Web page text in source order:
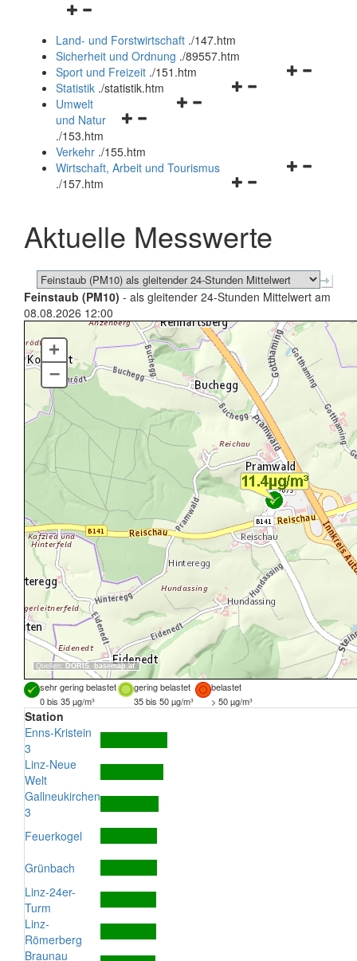
Navigationsmenü
und
schließen
Land- und Forstwirtschaft ./147.htm
Sicherheit und Ordnung ./89557.htm
Navigationsmenü
Sport und Freizeit ./151.htm
Navigationsmenü
Statistik ./statistik.htm
Navigationsmenü
und
schließen
Umwelt
und Natur
./153.htm
Verkehr ./155.htm
Navigationsmenü
schließen
Wirtschaft, Arbeit und Tourismus
./157.htm
Aktuelle Messwerte
Feinstaub (PM10) - als gleitender 24-Stunden Mittelwert am
08.08.2026 12:00
Quellen: DORIS, basemap.at
+
–
sehr gering belastet gering belastet
belastet
0 bis 35 µg/m³
35 bis 50 µg/m³ > 50 µg/m³
Station
Enns-Kristein
3
Linz-Neue
Welt
Gallneukirchen
3
Feuerkogel
Grünbach
Linz-24er-
Turm
Linz-
Römerberg
Braunau